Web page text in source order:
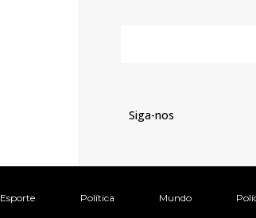
Siga-nos
Esporte Política Mundo